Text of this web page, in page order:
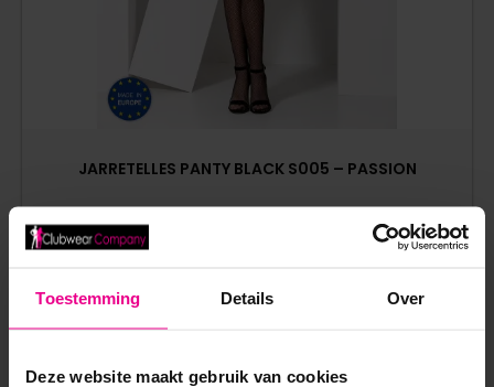
Toestemming Details Over
Deze website maakt gebruik van cookies
JARRETELLES PANTY BLACK S005 – PASSION